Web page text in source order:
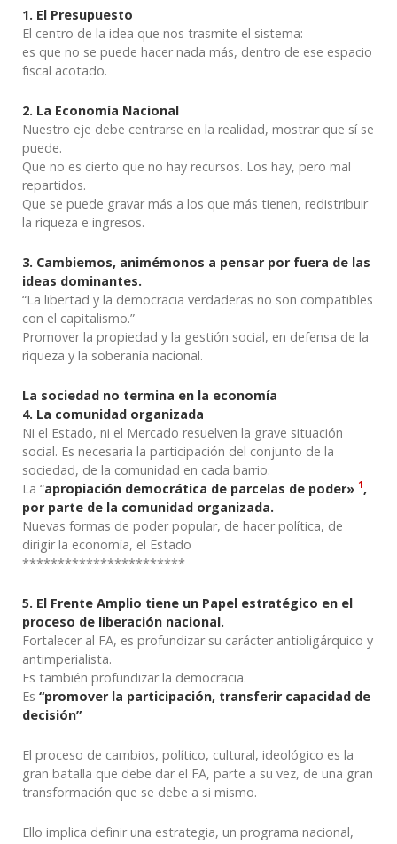
1. El Presupuesto
El centro de la idea que nos trasmite el sistema:
es que no se puede hacer nada más, dentro de ese espacio
fiscal acotado.
2. La Economía Nacional
Nuestro eje debe centrarse en la realidad, mostrar que sí se
puede.
Que no es cierto que no hay recursos. Los hay, pero mal
repartidos.
Que se puede gravar más a los que más tienen, redistribuir
la riqueza e ingresos.
3. Cambiemos, animémonos a pensar por fuera de las
ideas dominantes.
“La libertad y la democracia verdaderas no son compatibles
con el capitalismo.”
Promover la propiedad y la gestión social, en defensa de la
riqueza y la soberanía nacional.
La sociedad no termina en la economía
4. La comunidad organizada
Ni el Estado, ni el Mercado resuelven la grave situación
social. Es necesaria la participación del conjunto de la
sociedad, de la comunidad en cada barrio.
La “apropiación democrática de parcelas de poder» 1,
por parte de la comunidad organizada.
Nuevas formas de poder popular, de hacer política, de
dirigir la economía, el Estado
***********************
5. El Frente Amplio tiene un Papel estratégico en el
proceso de liberación nacional.
Fortalecer al FA, es profundizar su carácter antioligárquico y
antimperialista.
Es también profundizar la democracia.
Es “promover la participación, transferir capacidad de
decisión”
El proceso de cambios, político, cultural, ideológico es la
gran batalla que debe dar el FA, parte a su vez, de una gran
transformación que se debe a si mismo.
Ello implica definir una estrategia, un programa nacional,